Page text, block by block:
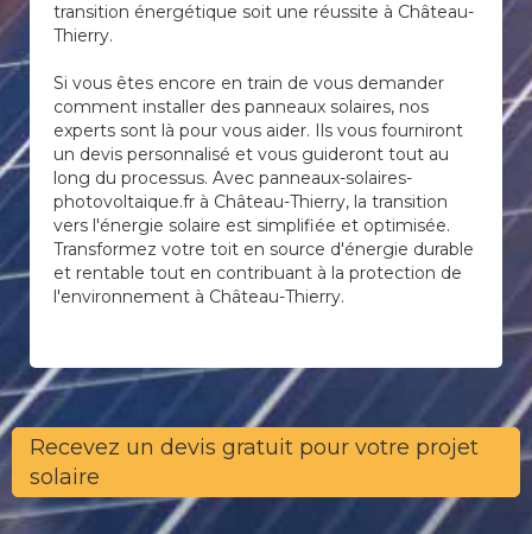
transition énergétique soit une réussite à Château-
Thierry.
Si vous êtes encore en train de vous demander
comment installer des panneaux solaires, nos
experts sont là pour vous aider. Ils vous fourniront
un devis personnalisé et vous guideront tout au
long du processus. Avec panneaux-solaires-
photovoltaique.fr à Château-Thierry, la transition
vers l'énergie solaire est simplifiée et optimisée.
Transformez votre toit en source d'énergie durable
et rentable tout en contribuant à la protection de
l'environnement à Château-Thierry.
Recevez un devis gratuit pour votre projet
solaire